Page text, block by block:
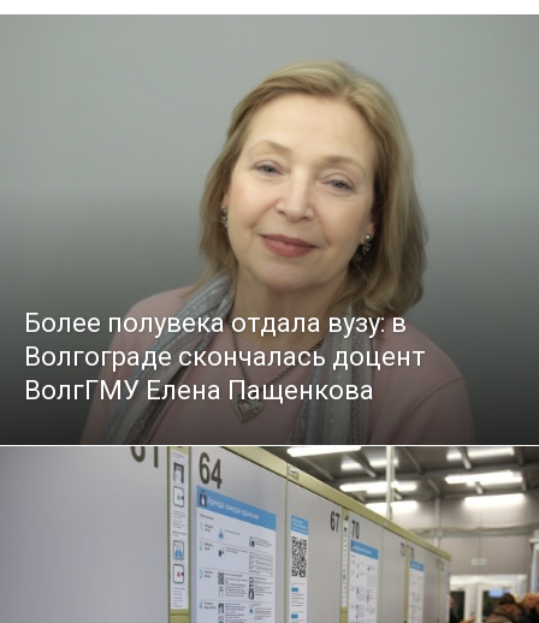
Более полувека отдала вузу: в
Волгограде скончалась доцент
ВолгГМУ Елена Пащенкова